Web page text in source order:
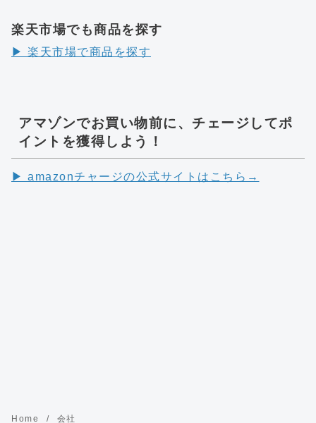
楽天市場でも商品を探す
▶︎ 楽天市場で商品を探す
アマゾンでお買い物前に、チェージしてポ
イントを獲得しよう！
▶︎ amazonチャージの公式サイトはこちら→
Home 会社